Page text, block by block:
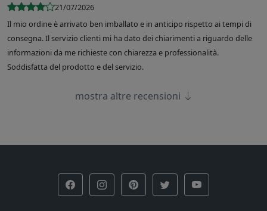
21/07/2026
Il mio ordine è arrivato ben imballato e in anticipo rispetto ai tempi di
consegna. Il servizio clienti mi ha dato dei chiarimenti a riguardo delle
informazioni da me richieste con chiarezza e professionalità.
Soddisfatta del prodotto e del servizio.
mostra altre recensioni